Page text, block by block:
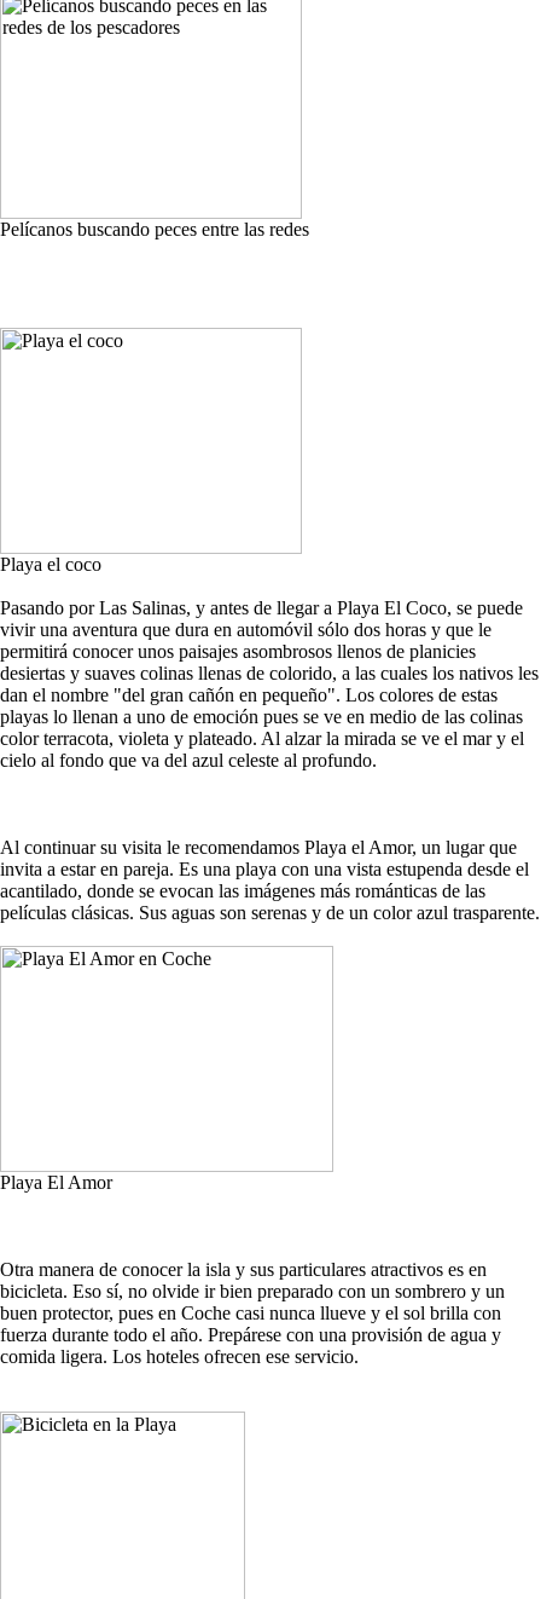
Pelícanos buscando peces entre las redes
Playa el coco
Pasando por Las Salinas, y antes de llegar a Playa El Coco, se puede
vivir una aventura que dura en automóvil sólo dos horas y que le
permitirá conocer unos paisajes asombrosos llenos de planicies
desiertas y suaves colinas llenas de colorido, a las cuales los nativos les
dan el nombre "del gran cañón en pequeño". Los colores de estas
playas lo llenan a uno de emoción pues se ve en medio de las colinas
color terracota, violeta y plateado. Al alzar la mirada se ve el mar y el
cielo al fondo que va del azul celeste al profundo.
Al continuar su visita le recomendamos Playa el Amor, un lugar que
invita a estar en pareja. Es una playa con una vista estupenda desde el
acantilado, donde se evocan las imágenes más románticas de las
películas clásicas. Sus aguas son serenas y de un color azul trasparente.
Playa El Amor
Otra manera de conocer la isla y sus particulares atractivos es en
bicicleta. Eso sí, no olvide ir bien preparado con un sombrero y un
buen protector, pues en Coche casi nunca llueve y el sol brilla con
fuerza durante todo el año. Prepárese con una provisión de agua y
comida ligera. Los hoteles ofrecen ese servicio.